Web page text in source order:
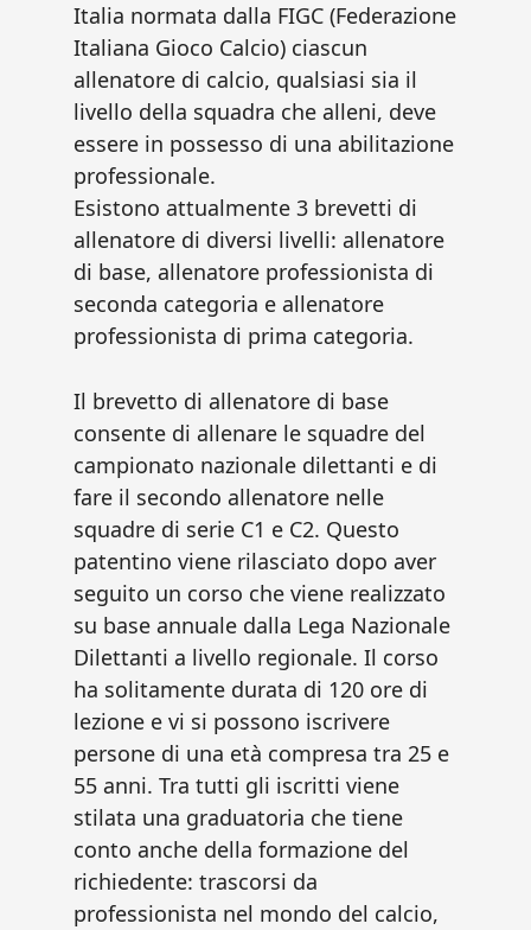
Italia normata dalla FIGC (Federazione
Italiana Gioco Calcio) ciascun
allenatore di calcio, qualsiasi sia il
livello della squadra che alleni, deve
essere in possesso di una abilitazione
professionale.
Esistono attualmente 3 brevetti di
allenatore di diversi livelli: allenatore
di base, allenatore professionista di
seconda categoria e allenatore
professionista di prima categoria.
Il brevetto di allenatore di base
consente di allenare le squadre del
campionato nazionale dilettanti e di
fare il secondo allenatore nelle
squadre di serie C1 e C2. Questo
patentino viene rilasciato dopo aver
seguito un corso che viene realizzato
su base annuale dalla Lega Nazionale
Dilettanti a livello regionale. Il corso
ha solitamente durata di 120 ore di
lezione e vi si possono iscrivere
persone di una età compresa tra 25 e
55 anni. Tra tutti gli iscritti viene
stilata una graduatoria che tiene
conto anche della formazione del
richiedente: trascorsi da
professionista nel mondo del calcio,